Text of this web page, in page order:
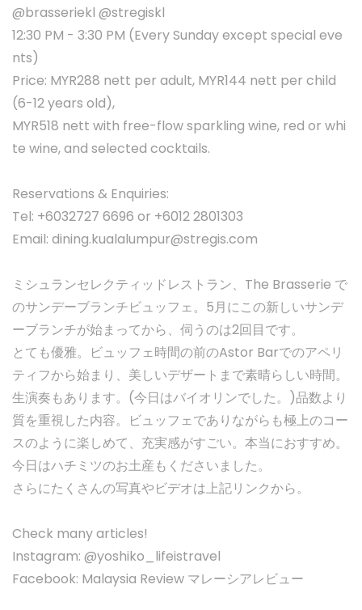
@brasseriekl @stregiskl
12:30 PM - 3:30 PM (Every Sunday except special eve
nts)
Price: MYR288 nett per adult, MYR144 nett per child
(6-12 years old),
MYR518 nett with free-flow sparkling wine, red or whi
te wine, and selected cocktails.
Reservations & Enquiries:
Tel: +6032727 6696 or +6012 2801303
Email: dining.kualalumpur@stregis.com
ミシュランセレクティッドレストラン、The Brasserie で
のサンデーブランチビュッフェ。5月にこの新しいサンデ
ーブランチが始まってから、伺うのは2回目です。
とても優雅。ビュッフェ時間の前のAstor Barでのアペリ
ティフから始まり、美しいデザートまで素晴らしい時間。
生演奏もあります。(今日はバイオリンでした。)品数より
質を重視した内容。ビュッフェでありながらも極上のコー
スのように楽しめて、充実感がすごい。本当におすすめ。
今日はハチミツのお土産もくださいました。
さらにたくさんの写真やビデオは上記リンクから。
Check many articles!
Instagram: @yoshiko_lifeistravel
Facebook: Malaysia Review マレーシアレビュー